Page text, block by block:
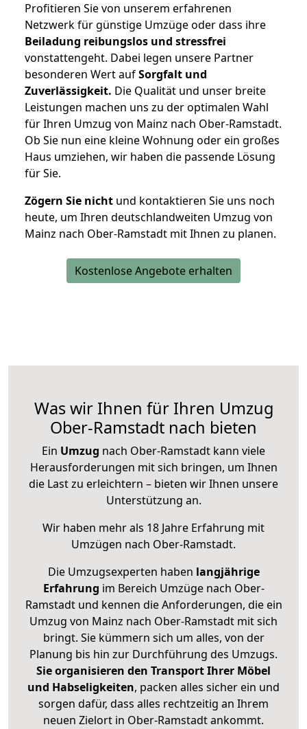
Profitieren Sie von unserem erfahrenen
Netzwerk für günstige Umzüge oder dass ihre
Beiladung reibungslos und stressfrei
vonstattengeht. Dabei legen unsere Partner
besonderen Wert aufSorgfalt und
Zuverlässigkeit. Die Qualität und unser breite
Leistungen machen uns zu der optimalen Wahl
für Ihren Umzug von Mainz nach Ober-Ramstadt.
Ob Sie nun eine kleine Wohnung oder ein großes
Haus umziehen, wir haben die passende Lösung
für Sie.
Zögern Sie nicht und kontaktieren Sie uns noch
heute, um Ihren deutschlandweiten Umzug von
Mainz nach Ober-Ramstadt mit Ihnen zu planen.
Kostenlose Angebote erhalten
Was wir Ihnen für Ihren Umzug
Ober-Ramstadt nach bieten
Ein Umzug nach Ober-Ramstadt kann viele
Herausforderungen mit sich bringen, um Ihnen
die Last zu erleichtern – bieten wir Ihnen unsere
Unterstützung an.
Wir haben mehr als 18 Jahre Erfahrung mit
Umzügen nach Ober-Ramstadt.
Die Umzugsexperten haben langjährige
Erfahrung im Bereich Umzüge nach Ober-
Ramstadt und kennen die Anforderungen, die ein
Umzug von Mainz nach Ober-Ramstadt mit sich
bringt. Sie kümmern sich um alles, von der
Planung bis hin zur Durchführung des Umzugs.
Sie organisieren den Transport Ihrer Möbel
und Habseligkeiten, packen alles sicher ein und
sorgen dafür, dass alles rechtzeitig an Ihrem
neuen Zielort in Ober-Ramstadt ankommt.